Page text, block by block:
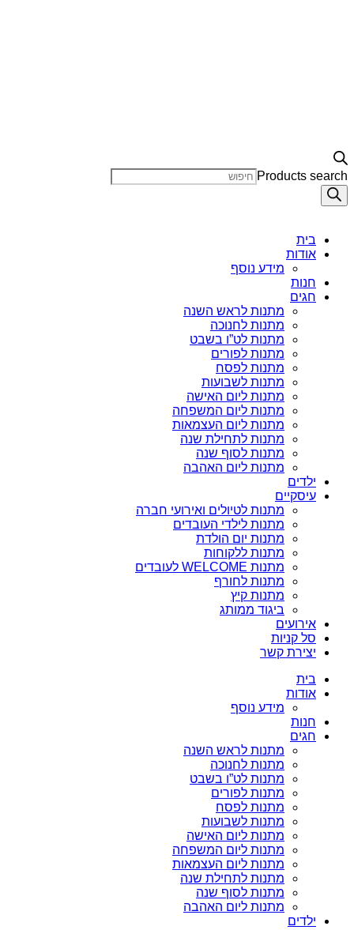
Products search
בית
אודות
מידע נוסף
חנות
חגים
מתנות לראש השנה
מתנות לחנוכה
מתנות לט”ו בשבט
מתנות לפורים
מתנות לפסח
מתנות לשבועות
מתנות ליום האישה
מתנות ליום המשפחה
מתנות ליום העצמאות
מתנות לתחילת שנה
מתנות לסוף שנה
מתנות ליום האהבה
ילדים
עיסקיים
מתנות לטיולים ואירועי חברה
מתנות לילדי העובדים
מתנות יום הולדת
מתנות ללקוחות
מתנות WELCOME לעובדים
מתנות לחורף
מתנות קיץ
ביגוד ממותג
אירועים
סל קניות
יצירת קשר
בית
אודות
מידע נוסף
חנות
חגים
מתנות לראש השנה
מתנות לחנוכה
מתנות לט”ו בשבט
מתנות לפורים
מתנות לפסח
מתנות לשבועות
מתנות ליום האישה
מתנות ליום המשפחה
מתנות ליום העצמאות
מתנות לתחילת שנה
מתנות לסוף שנה
מתנות ליום האהבה
ילדים